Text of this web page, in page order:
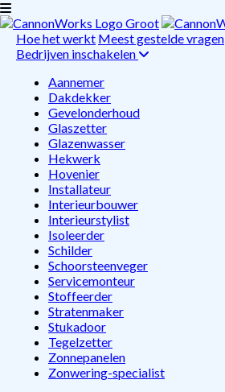
Hoe het werkt Meest gestelde vragen
Bedrijven inschakelen
Aannemer
Dakdekker
Gevelonderhoud
Glaszetter
Glazenwasser
Hekwerk
Hovenier
Installateur
Interieurbouwer
Interieurstylist
Isoleerder
Schilder
Schoorsteenveger
Servicemonteur
Stoffeerder
Stratenmaker
Stukadoor
Tegelzetter
Zonnepanelen
Zonwering-specialist